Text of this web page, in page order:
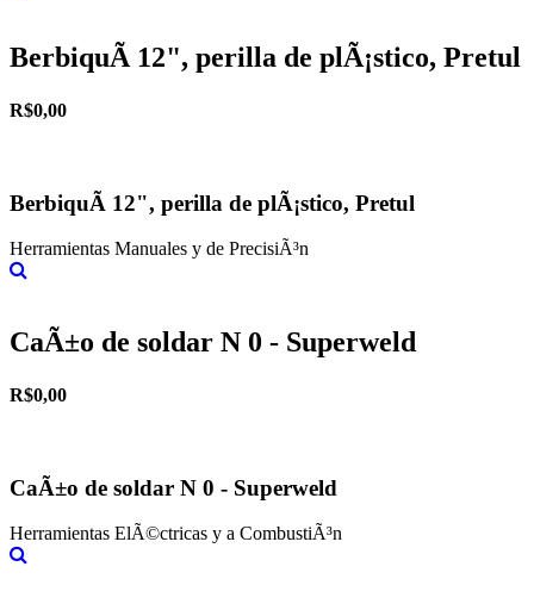
BerbiquÃ­ 12", perilla de plÃ¡stico, Pretul
R$0,00
BerbiquÃ­ 12", perilla de plÃ¡stico, Pretul
Herramientas Manuales y de PrecisiÃ³n
CaÃ±o de soldar N 0 - Superweld
R$0,00
CaÃ±o de soldar N 0 - Superweld
Herramientas ElÃ©ctricas y a CombustiÃ³n